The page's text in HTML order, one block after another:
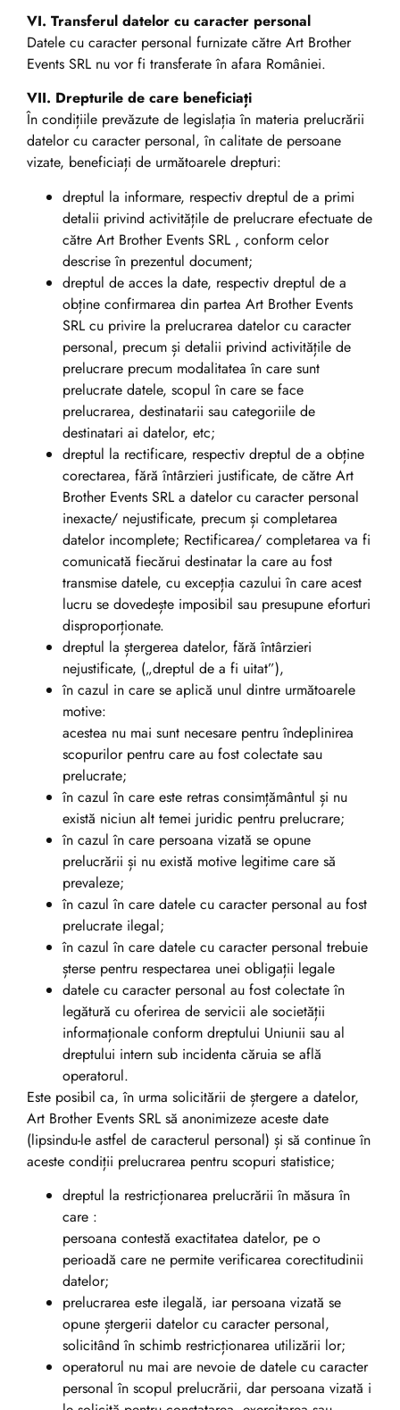
VI. Transferul datelor cu caracter personal
Datele cu caracter personal furnizate către Art Brother
Events SRL nu vor fi transferate în afara României.
VII. Drepturile de care beneficiați
În condițiile prevăzute de legislația în materia prelucrării
datelor cu caracter personal, în calitate de persoane
vizate, beneficiați de următoarele drepturi:
dreptul la informare, respectiv dreptul de a primi
detalii privind activitățile de prelucrare efectuate de
către Art Brother Events SRL , conform celor
descrise în prezentul document;
dreptul de acces la date, respectiv dreptul de a
obține confirmarea din partea Art Brother Events
SRL cu privire la prelucrarea datelor cu caracter
personal, precum și detalii privind activitățile de
prelucrare precum modalitatea în care sunt
prelucrate datele, scopul în care se face
prelucrarea, destinatarii sau categoriile de
destinatari ai datelor, etc;
dreptul la rectificare, respectiv dreptul de a obține
corectarea, fără întârzieri justificate, de către Art
Brother Events SRL a datelor cu caracter personal
inexacte/ nejustificate, precum și completarea
datelor incomplete; Rectificarea/ completarea va fi
comunicată fiecărui destinatar la care au fost
transmise datele, cu excepția cazului în care acest
lucru se dovedește imposibil sau presupune eforturi
disproporționate.
dreptul la ștergerea datelor, fără întârzieri
nejustificate, („dreptul de a fi uitat”),
în cazul in care se aplică unul dintre următoarele
motive:
acestea nu mai sunt necesare pentru îndeplinirea
scopurilor pentru care au fost colectate sau
prelucrate;
în cazul în care este retras consimțământul și nu
există niciun alt temei juridic pentru prelucrare;
în cazul în care persoana vizată se opune
prelucrării și nu există motive legitime care să
prevaleze;
în cazul în care datele cu caracter personal au fost
prelucrate ilegal;
în cazul în care datele cu caracter personal trebuie
șterse pentru respectarea unei obligații legale
datele cu caracter personal au fost colectate în
legătură cu oferirea de servicii ale societății
informaționale conform dreptului Uniunii sau al
dreptului intern sub incidenta căruia se află
operatorul.
Este posibil ca, în urma solicitării de ștergere a datelor,
Art Brother Events SRL să anonimizeze aceste date
(lipsindu-le astfel de caracterul personal) și să continue în
aceste condiții prelucrarea pentru scopuri statistice;
dreptul la restricționarea prelucrării în măsura în
care :
persoana contestă exactitatea datelor, pe o
perioadă care ne permite verificarea corectitudinii
datelor;
prelucrarea este ilegală, iar persoana vizată se
opune ștergerii datelor cu caracter personal,
solicitând în schimb restricționarea utilizării lor;
operatorul nu mai are nevoie de datele cu caracter
personal în scopul prelucrării, dar persoana vizată i